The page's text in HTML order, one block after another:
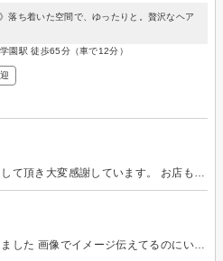
ち着いた空間で、ゆったりと。贅沢なヘア
園駅 徒歩65分（車で12分）
安かったので幼児カットお願いしました 画像でイメージ伝えてるのにいちいちこちらに確認してきて、わたしは素人なのでわかりません。 仕上がりも微妙で他の美容室でお直しお願いしようと思っています。 カットが上手いか下手かは素人のわたしからしたらわかりませんが、あまりうまくはないと思います。 予約時間から10分待たされたのにお待たせしました。の言葉なにもなくて驚きました。予約時間通りにやってくれないので帰ろうとしたら呼ばれたのでお願いしましたが、二度と行きません。 子供に対しての声掛けも微妙でしたよ。